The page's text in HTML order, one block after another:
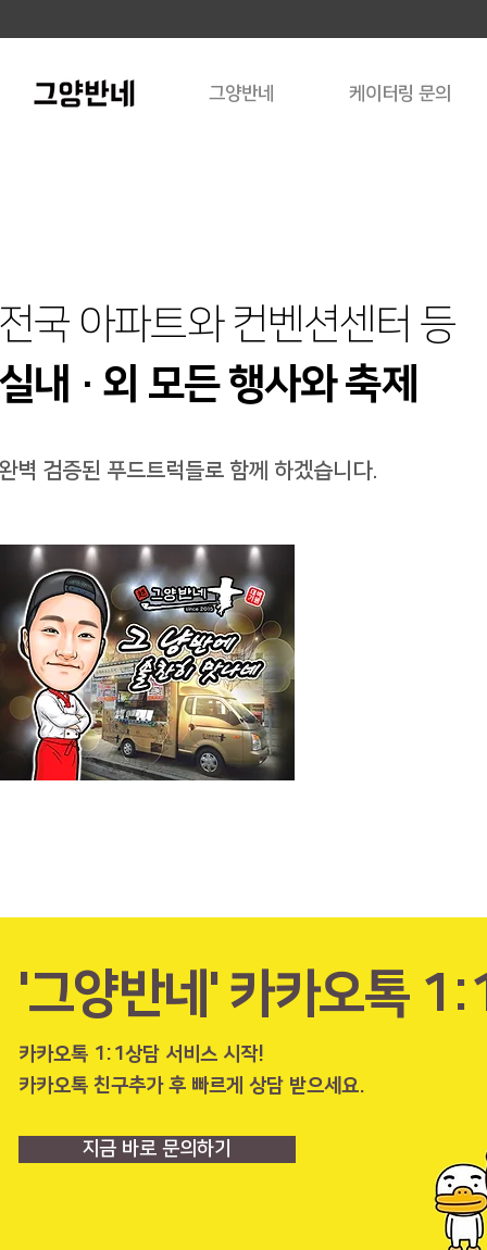
그양반네 케이터링 문의
국 아파트와 컨벤션센터 등
내 ・ 외 모든 행사와 축제
벽 검증된 푸드트럭들로 함께 하겠습니다.
'그양반네' 카카오톡
카카오톡 1:1상담 서비스 시작!
​카카오톡 친구추가 후 빠르게 상담 받으세요.
지금 바로 문의하기